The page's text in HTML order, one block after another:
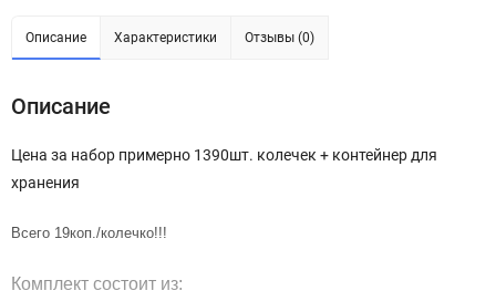
Описание Характеристики Отзывы (0)
Описание
Цена за набор примерно 1390шт. колечек + контейнер для
хранения
Всего 19коп./колечко!!!
Комплект состоит из: